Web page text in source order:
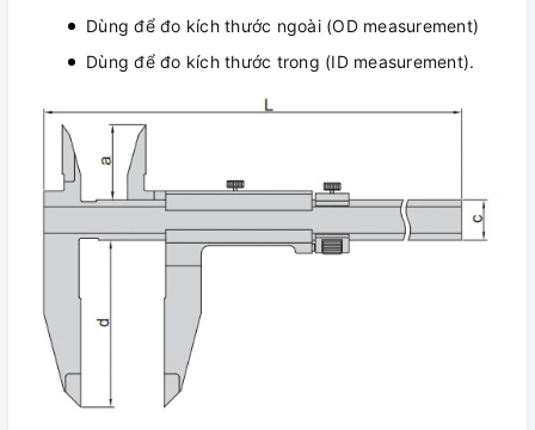
Dùng để đo kích thước ngoài (OD measurement)
Dùng để đo kích thước trong (ID measurement).